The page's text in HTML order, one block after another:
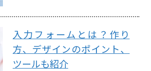
入力フォームとは？作り
方、デザインのポイント、
ツールも紹介